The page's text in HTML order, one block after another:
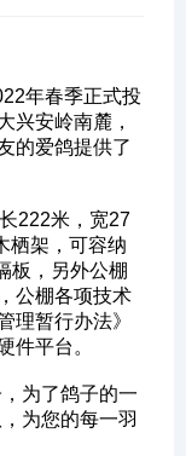
年春季正式投
兴安岭南麓，
的爱鸽提供了
222米，宽27
栖架，可容纳
板，另外公棚
公棚各项技术
理暂行办法》
件平台。
为了鸽子的一
为您的每一羽